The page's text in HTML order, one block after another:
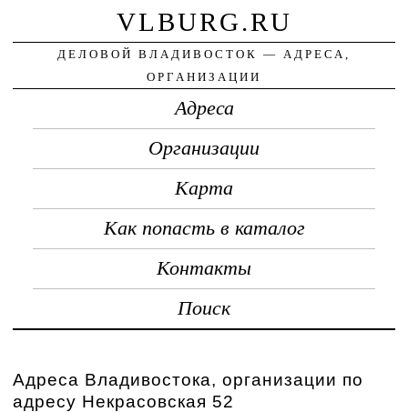
VLBURG.RU
ДЕЛОВОЙ ВЛАДИВОСТОК — АДРЕСА,
ОРГАНИЗАЦИИ
Адреса
Организации
Карта
Как попасть в каталог
Контакты
Поиск
Адреса Владивостока, организации по
адресу Некрасовская 52